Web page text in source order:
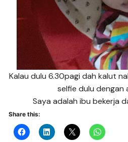
Kalau dulu 6.30pagi dah kalut
selfie dulu dengan
Saya adalah ibu bekerja
Share this: